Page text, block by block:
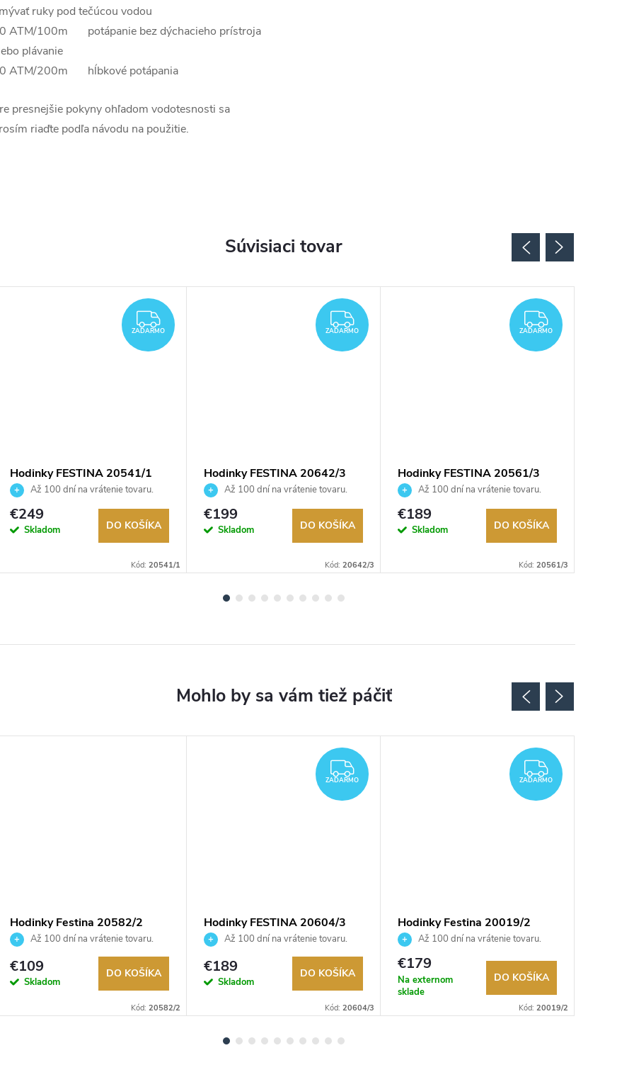
ruky pod tečúcou vodou
ATM/100m potápanie bez dýchacieho prístroja
plávanie
ATM/200m hĺbkové potápania
presnejšie pokyny ohľadom vodotesnosti sa
riaďte podľa návodu na použitie.
Súvisiaci tovar
ZADARMO
ZADARMO
Hodinky FESTINA 20541/1
Až 100 dní na vrátenie tovaru.
Autorizovaný predajca.
€249
Skladom DO KOŠÍKA
Kód: 20541/1
ZADARMO
ZADARMO
Hodinky FESTINA 20642/3
Až 100 dní na vrátenie tovaru.
Autorizovaný predajca.
€199
Skladom DO KOŠÍKA
Kód: 20642/3
ZADARMO
ZADARMO
Hodinky FESTINA 20561/3
Až 100 dní na vrátenie tovaru.
Autorizovaný predajca.
€189
Skladom DO KOŠÍKA
Kód: 20561/3
Hodinky Festina 20582/2
Až 100 dní na vrátenie tovaru.
Autorizovaný predajca.
€109
Skladom
DO KOŠÍKA
Kód: 20582/2
ZADARMO
ZADARMO
Hodinky FESTINA 20604/3
Až 100 dní na vrátenie tovaru.
Autorizovaný predajca.
€189
Skladom
DO KOŠÍKA
Kód: 20604/3
ZADARMO
ZADARMO
Hodinky Festina 20019/2
Až 100 dní na vrátenie tovaru.
Autorizovaný predajca.
€179
Na externom
sklade
DO KOŠÍKA
Kód: 20019/2